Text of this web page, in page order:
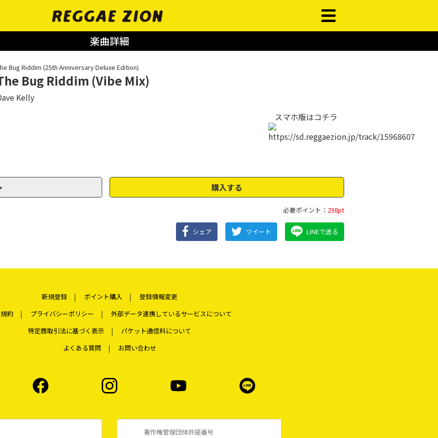
楽曲詳細
Bug Riddim (25th Anniversary Deluxe Edition)
Bug Riddim (Vibe Mix)
Kelly
スマホ版はコチラ
購入する
必要ポイント： 238pt
シェア ツイート LINEで送る
新規登録 ポイント購入
登録情報変更
約
プライバシーポリシー
外部データ連携しているサービスについて
特定商取引法に基づく表示
パケット通信料について
よくある質問
お問い合わせ
著作権管理団体許諾番号